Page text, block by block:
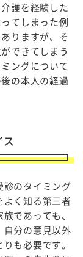
護を経験した
てしまった例
りますが、そ
できてしまう
ングについて
の本人の経過
診のタイミング
く知る第三者
であっても、
自分の意見以外
も必要です。